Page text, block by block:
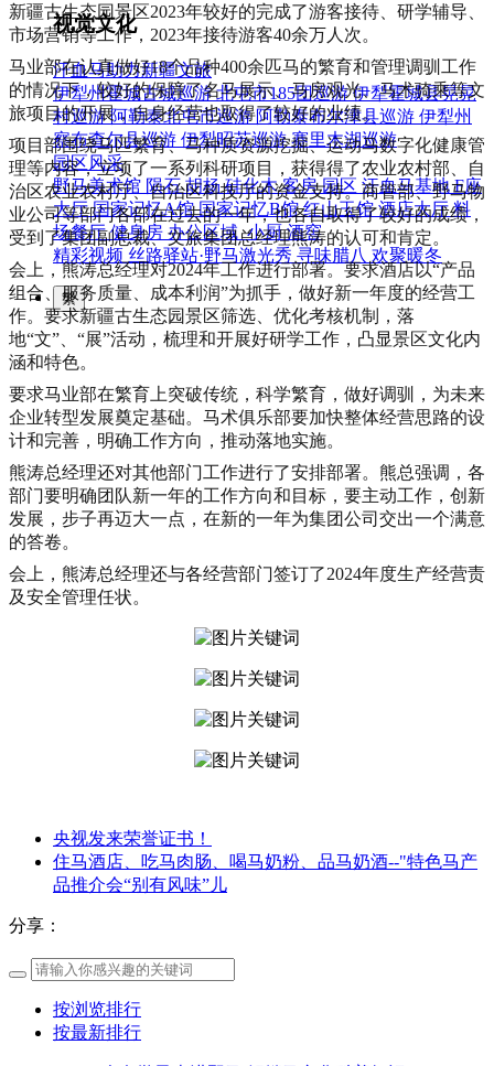
视觉文化
汗血马助力新疆文旅
伊犁州霍城古城巡游 北屯市185团巡游 伊犁霍城县晃晃
村巡游 阿勒泰北屯市巡游 阿勒泰布尔津县巡游 伊犁州
察布查尔县巡游 伊犁昭苏巡游 赛里木湖巡游
园区风采
野马美术馆 陨石 胡杨 硅化木 客房 园区 汗血马基地 F座
大厅 国家记忆A馆 国家记忆B馆 红山玉馆 酒店大厅 料
场餐厅 健身房 办公区域 小厨 酒窖
精彩视频 丝路驿站·野马激光秀 寻味腊八 欢聚暖冬
繁
新疆古生态园景区2023年较好的完成了游客接待、研学辅导、
市场营销等工作，2023年接待游客40余万人次。
马业部在认真做好18个品种400余匹马的繁育和管理调驯工作
的情况下，较好的保障了名马展示、马房观光、马术骑乘等文
旅项目的开展，自身经营也取得了较好的业绩。
项目部围绕马匹繁育、马种质资源挖掘、运动马数字化健康管
理等内容，立项了一系列科研项目，获得得了农业农村部、自
治区农业农村厅、自治区科技厅的资金支持。商管部、野马物
业公司等部门各部在过去的一年，也各自取得了较好的成绩，
受到了集团副总裁、文旅集团总经理熊涛的认可和肯定。
会上，熊涛总经理对2024年工作进行部署。要求酒店以“产品
组合、服务质量、成本利润”为抓手，做好新一年度的经营工
作。要求新疆古生态园景区筛选、优化考核机制，落
地“文”、“展”活动，梳理和开展好研学工作，凸显景区文化内
涵和特色。
要求马业部在繁育上突破传统，科学繁育，做好调驯，为未来
企业转型发展奠定基础。马术俱乐部要加快整体经营思路的设
计和完善，明确工作方向，推动落地实施。
熊涛总经理还对其他部门工作进行了安排部署。熊总强调，各
部门要明确团队新一年的工作方向和目标，要主动工作，创新
发展，步子再迈大一点，在新的一年为集团公司交出一个满意
的答卷。
会上，熊涛总经理还与各经营部门签订了2024年度生产经营责
及安全管理任状。
央视发来荣誉证书！
住马酒店、吃马肉肠、喝马奶粉、品马奶酒--"特色马产
品推介会“别有风味”儿
分享：
按浏览排行
按最新排行